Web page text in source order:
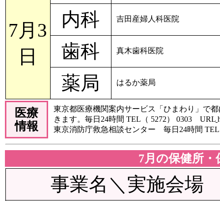
7月3
日
内科 吉田産婦人科医院
歯科 真木歯科医院
薬局 はるか薬局
医療
情報
東京都医療機関案内サービス「ひまわり」で
きます。毎日24時間 TEL（ 5272） 0303 URL
東京消防庁救急相談センター 毎日24時間 TEL
7月の保健所
事業名＼実施会場